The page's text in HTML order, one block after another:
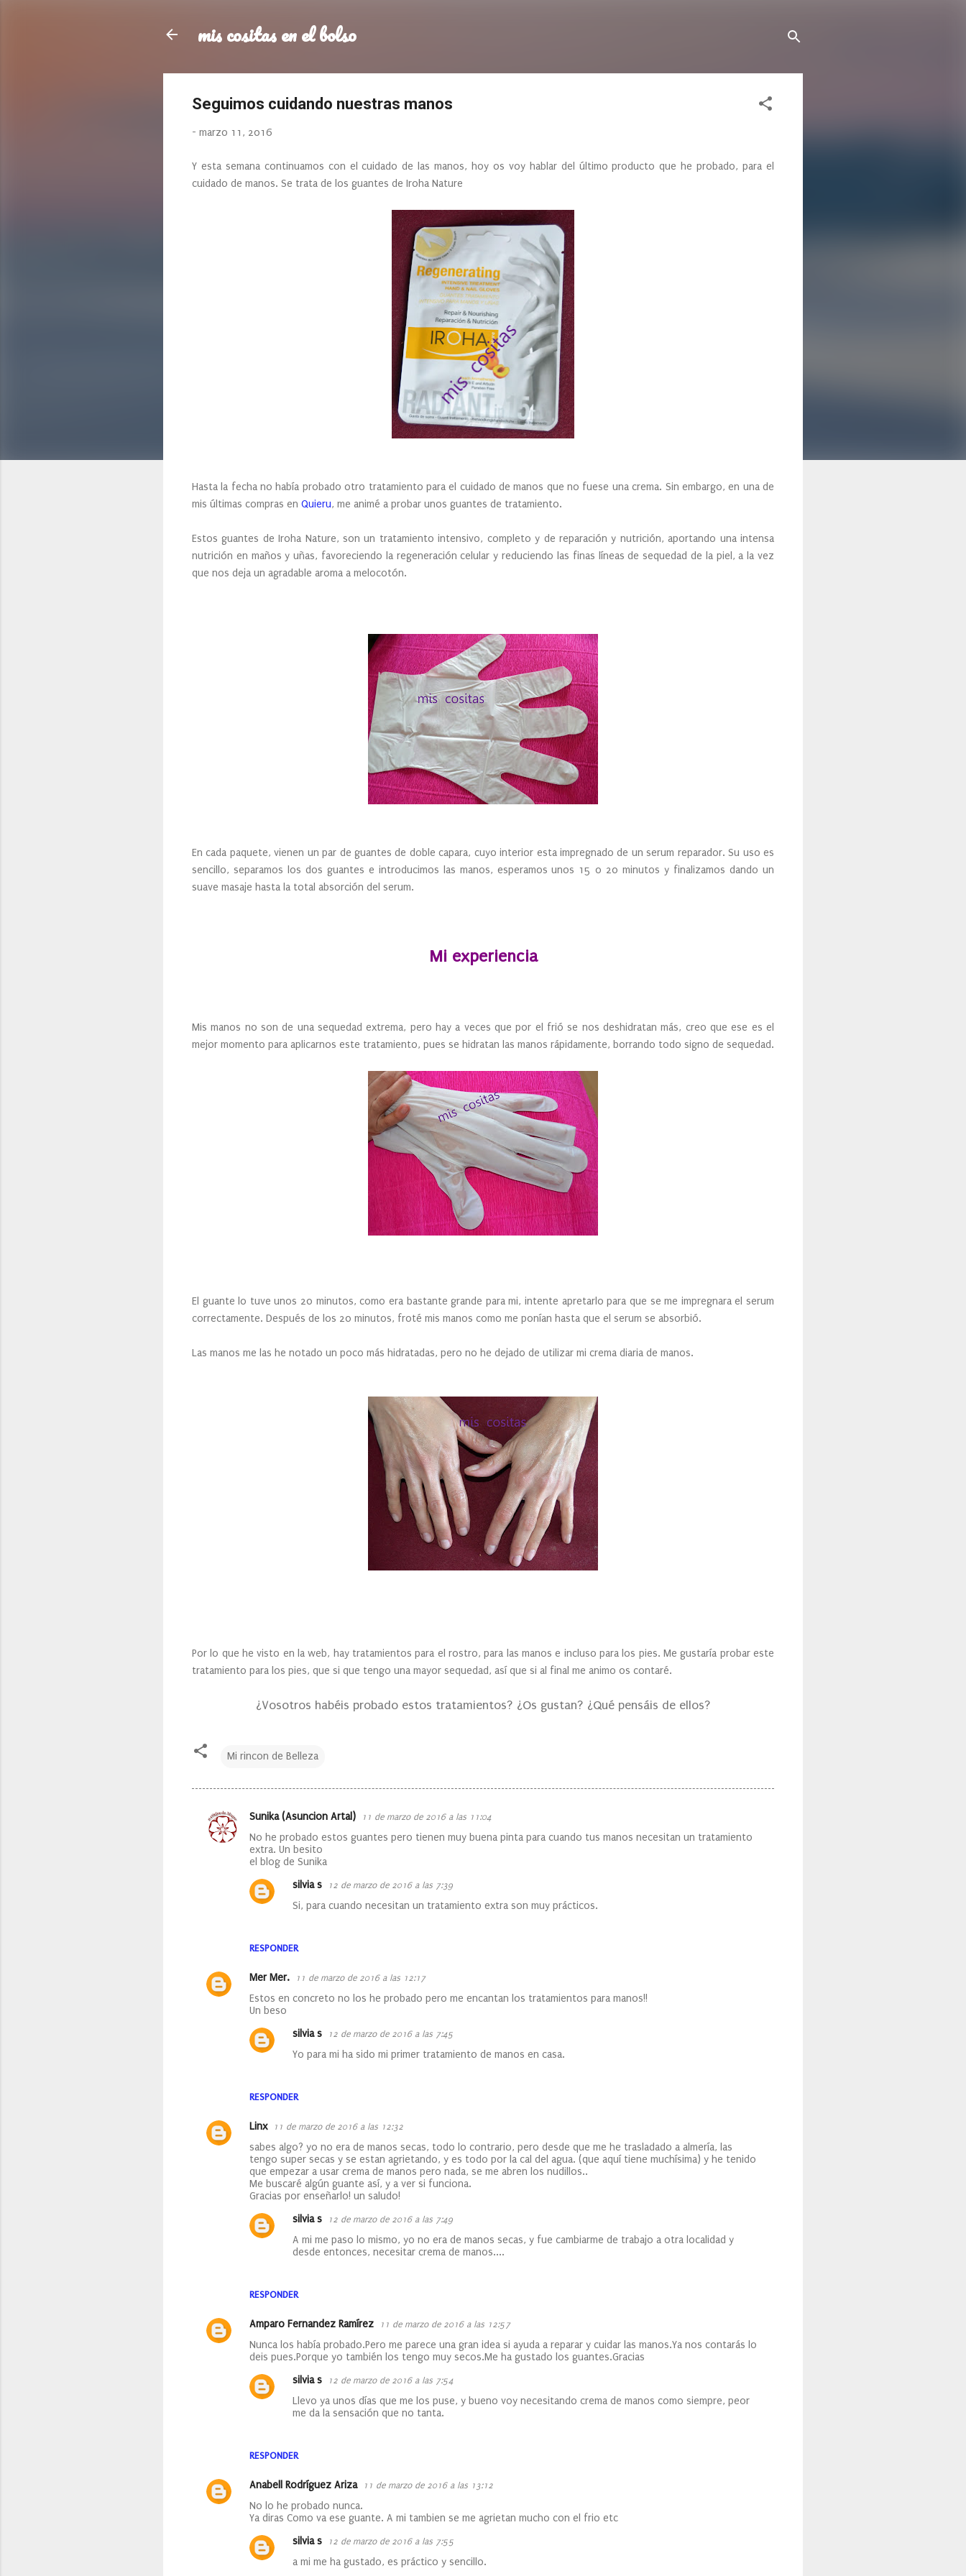
mis cositas en el bolso
Seguimos cuidando nuestras manos
- marzo 11, 2016
Y esta semana continuamos con el cuidado de las manos, hoy os voy hablar del último producto que he probado, para el
cuidado de manos. Se trata de los guantes de Iroha Nature
Hasta la fecha no había probado otro tratamiento para el cuidado de manos que no fuese una crema. Sin embargo, en una de
mis últimas compras en Quieru, me animé a probar unos guantes de tratamiento.
Estos guantes de Iroha Nature, son un tratamiento intensivo, completo y de reparación y nutrición, aportando una intensa
nutrición en maños y uñas, favoreciendo la regeneración celular y reduciendo las finas líneas de sequedad de la piel, a la vez
que nos deja un agradable aroma a melocotón.
En cada paquete, vienen un par de guantes de doble capara, cuyo interior esta impregnado de un serum reparador. Su uso es
sencillo, separamos los dos guantes e introducimos las manos, esperamos unos 15 o 20 minutos y finalizamos dando un
suave masaje hasta la total absorción del serum.
Mi experiencia
Mis manos no son de una sequedad extrema, pero hay a veces que por el frió se nos deshidratan más, creo que ese es el
mejor momento para aplicarnos este tratamiento, pues se hidratan las manos rápidamente, borrando todo signo de sequedad.
El guante lo tuve unos 20 minutos, como era bastante grande para mi, intente apretarlo para que se me impregnara el serum
correctamente. Después de los 20 minutos, froté mis manos como me ponían hasta que el serum se absorbió.
Las manos me las he notado un poco más hidratadas, pero no he dejado de utilizar mi crema diaria de manos.
Por lo que he visto en la web, hay tratamientos para el rostro, para las manos e incluso para los pies. Me gustaría probar este
tratamiento para los pies, que si que tengo una mayor sequedad, así que si al final me animo os contaré.
¿Vosotros habéis probado estos tratamientos? ¿Os gustan? ¿Qué pensáis de ellos?
Mi rincon de Belleza
C
i
Sunika (Asuncion Artal) 11 de marzo de 2016 a las 11:04
No he probado estos guantes pero tienen muy buena pinta para cuando tus manos necesitan un tratamiento
extra. Un besito
el blog de Sunika
RESPONDER
silvia s 12 de marzo de 2016 a las 7:39
Si, para cuando necesitan un tratamiento extra son muy prácticos.
Mer Mer. 11 de marzo de 2016 a las 12:17
Estos en concreto no los he probado pero me encantan los tratamientos para manos!!
Un beso
RESPONDER
silvia s 12 de marzo de 2016 a las 7:45
Yo para mi ha sido mi primer tratamiento de manos en casa.
Linx 11 de marzo de 2016 a las 12:32
sabes algo? yo no era de manos secas, todo lo contrario, pero desde que me he trasladado a almería, las
tengo super secas y se estan agrietando, y es todo por la cal del agua. (que aquí tiene muchísima) y he tenido
que empezar a usar crema de manos pero nada, se me abren los nudillos..
Me buscaré algún guante así, y a ver si funciona.
Gracias por enseñarlo! un saludo!
RESPONDER
silvia s 12 de marzo de 2016 a las 7:49
A mi me paso lo mismo, yo no era de manos secas, y fue cambiarme de trabajo a otra localidad y
desde entonces, necesitar crema de manos....
Amparo Fernandez Ramírez 11 de marzo de 2016 a las 12:57
Nunca los había probado.Pero me parece una gran idea si ayuda a reparar y cuidar las manos.Ya nos contarás lo
deis pues.Porque yo también los tengo muy secos.Me ha gustado los guantes.Gracias
RESPONDER
silvia s 12 de marzo de 2016 a las 7:54
Llevo ya unos días que me los puse, y bueno voy necesitando crema de manos como siempre, peor
me da la sensación que no tanta.
Anabell Rodríguez Ariza 11 de marzo de 2016 a las 13:12
No lo he probado nunca.
Ya diras Como va ese guante. A mi tambien se me agrietan mucho con el frio etc
silvia s
12 de marzo de 2016 a las 7:55
a mi me ha gustado, es práctico y sencillo.